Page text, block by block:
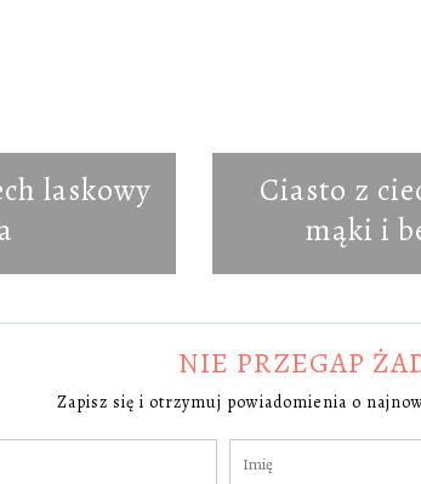
laskowy
Ciasto z
mąki i
NIE PRZEGAP
Zapisz się i otrzymuj powiadomienia o